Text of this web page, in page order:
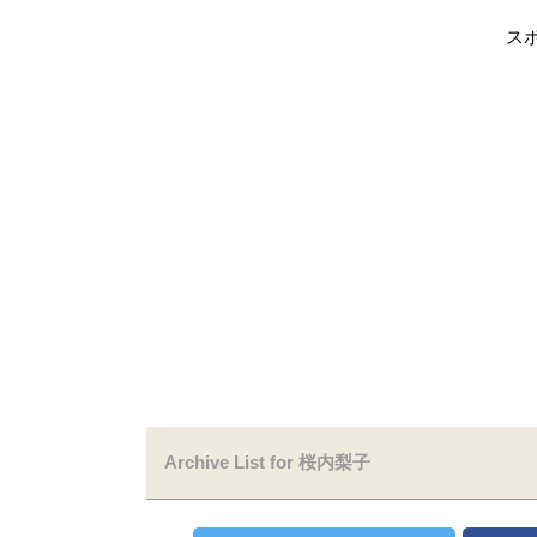
ス
Archive List for 桜内梨子